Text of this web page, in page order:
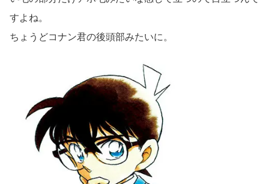
すよね。
ちょうどコナン君の後頭部みたいに。